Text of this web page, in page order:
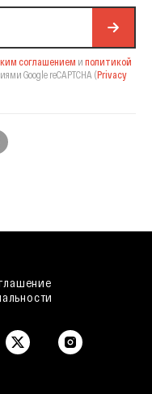
соглашением и политикой
Google reCAPTCHA (Privacy